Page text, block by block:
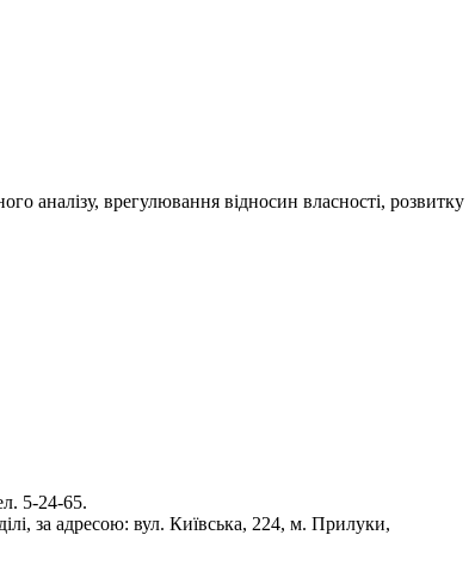
аналізу, врегулювання відносин власності, розвитку
5-24-65.
за адресою: вул. Київська, 224, м. Прилуки,